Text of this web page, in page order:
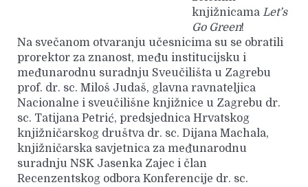
knjižnicama Let’s
Go Green!
Na svečanom otvaranju učesnicima su se obratili
prorektor za znanost, među institucijsku i
međunarodnu suradnju Sveučilišta u Zagrebu
prof. dr. sc. Miloš Judaš, glavna ravnateljica
Nacionalne i sveučilišne knjižnice u Zagrebu dr.
sc. Tatijana Petrić, predsjednica Hrvatskog
knjižničarskog društva dr. sc. Dijana Machala,
knjižničarska savjetnica za međunarodnu
suradnju NSK Jasenka Zajec i član
Recenzentskog odbora Konferencije dr. sc.